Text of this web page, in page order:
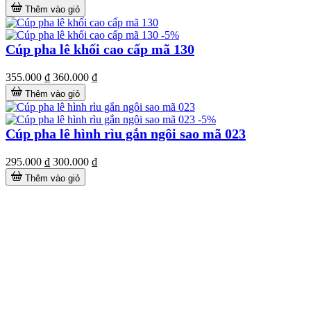
Thêm vào giỏ
-5%
Cúp pha lê khối cao cấp mã 130
355.000 ₫ 360.000 ₫
Thêm vào giỏ
-5%
Cúp pha lê hình rìu gắn ngôi sao mã 023
295.000 ₫ 300.000 ₫
Thêm vào giỏ